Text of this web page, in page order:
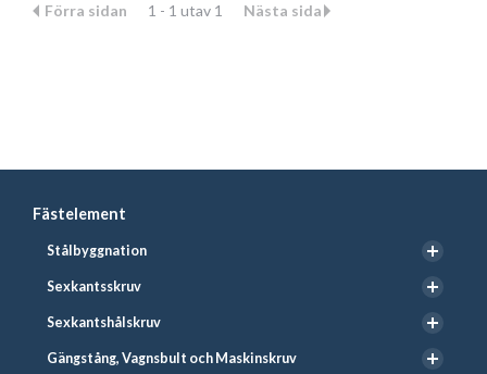
Fästelement
Stålbyggnation
Sexkantsskruv
Sexkantshålskruv
Gängstång, Vagnsbult och Maskinskruv
Förra sidan
1 - 1 utav 1 Nästa sida